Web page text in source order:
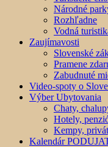
Národné
Rozhľadne
Vodná
Zaujímavosti
Slovenské
Pramene
Zabudnuté
Video-spoty o
Výber Ubytovania
Chaty,
Hotely,
Kempy,
Kalendár